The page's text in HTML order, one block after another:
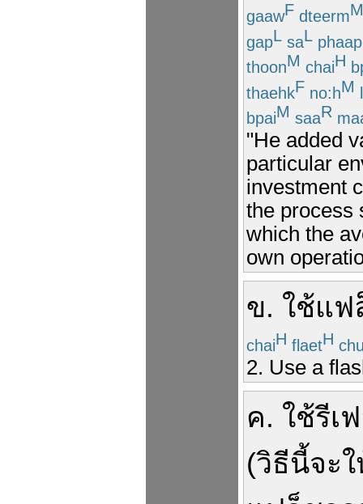
gaawF dteermM
gapL saL phaap
thoonM chaiH
thaehkF no:hM
bpaiM saaR
"He added
particular
investment
the process
which the
own
ข. ใช้แฟ
chaiH flaetH
2. Use a
ค. ใช้รีเ
(วิธีนี้จะ